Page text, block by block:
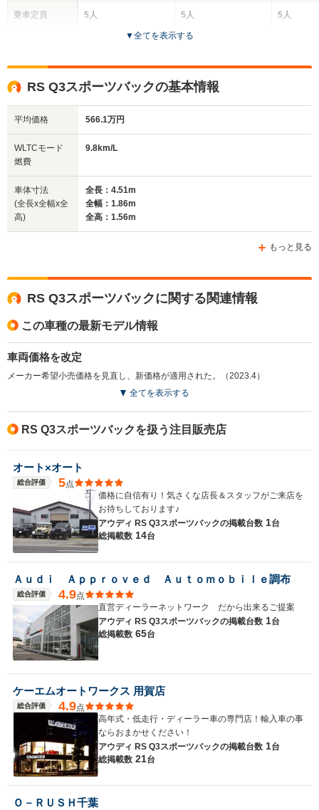
乗車定員
サイズ
(全長x全幅x全高)
WLTCモード
燃費
排気量
駆動方式
5人
全高
1.61m
1.86m
9.8km/L
└市街地:7.2km/L
└郊外:9.9km/L
└高速道路:11.4km/L
2480cc
4WD
5人
5ドア
全高
1.7m
7.1～7.4km/L
└市街地:4.6～
4.9km/L
3996cc
4WD
5人
└高速道
4WD
▼全てを表示する
RS Q3スポーツバックの基本情報
平均価格 566.1万円
WLTCモード
燃費
9.8km/L
車体寸法
(全長x全幅x全
高)
全長：4.51m
全幅：1.86m
全高：1.56m
もっと見る
RS Q3スポーツバックに関する関連情報
この車種の最新モデル情報
車両価格を改定
メーカー希望小売価格を見直し、新価格が適用された。（2023.4）
全てを表示する
RS Q3スポーツバックを扱う注目販売店
オート×オート
総合評価 5点
価格に自信有り！気さくな店長＆スタッフがご来店を
お待ちしております♪
アウディ RS Q3スポーツバックの掲載台数 1台
総掲載数 14台
Ａｕｄｉ Ａｐｐｒｏｖｅｄ Ａｕｔｏｍｏｂｉｌｅ調布
総合評価 4.9点
直営ディーラーネットワーク だから出来るご提案
アウディ RS Q3スポーツバックの掲載台数 1台
総掲載数 65台
ケーエムオートワークス 用賀店
総合評価 4.9点
高年式・低走行・ディーラー車の専門店！輸入車の事
ならおまかせください！
アウディ RS Q3スポーツバックの掲載台数 1台
総掲載数 21台
Ｏ－ＲＵＳＨ千葉